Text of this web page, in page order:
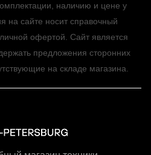
наличию и цене у
на сайте носит справочный
офертой. Сайт является
предложения сторонних
на складе магазина.